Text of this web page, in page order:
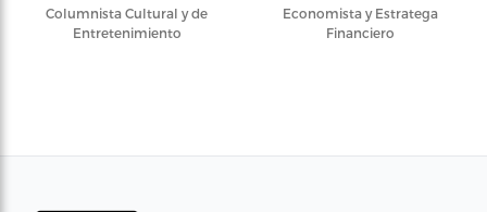
Columnista Cultural y de
Entretenimiento
Economista y Estratega
Financiero